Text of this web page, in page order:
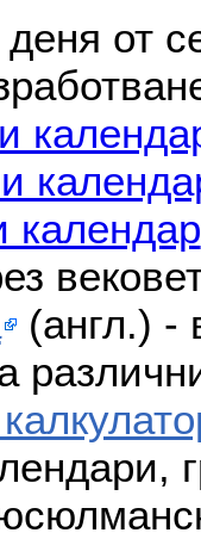
от
календар
(англ.) -